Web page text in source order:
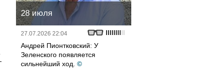
28 июля
27.07.2026 22:04
Андрей Пионтковский: У
Зеленского появляется
сильнейший ход. ©